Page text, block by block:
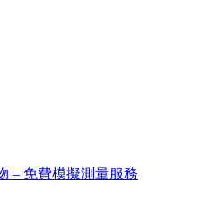
– 免費模擬測量服務